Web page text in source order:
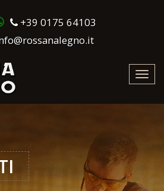
+39 0175 64103